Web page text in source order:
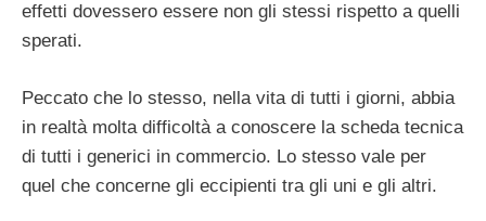
effetti dovessero essere non gli stessi rispetto a quelli
sperati.
Peccato che lo stesso, nella vita di tutti i giorni, abbia
in realtà molta difficoltà a conoscere la scheda tecnica
di tutti i generici in commercio. Lo stesso vale per
quel che concerne gli eccipienti tra gli uni e gli altri.